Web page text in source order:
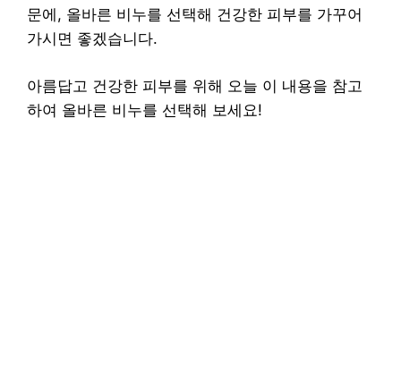
문에, 올바른 비누를 선택해 건강한 피부를 가꾸어
가시면 좋겠습니다.
아름답고 건강한 피부를 위해 오늘 이 내용을 참고
하여 올바른 비누를 선택해 보세요!